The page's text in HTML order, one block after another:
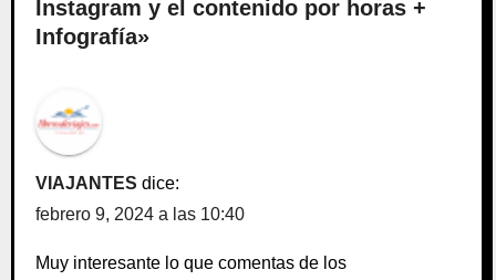
Instagram y el contenido por horas +
Infografía»
VIAJANTES dice:
febrero 9, 2024 a las 10:40
Muy interesante lo que comentas de los